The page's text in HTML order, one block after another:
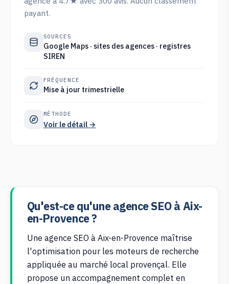
payant.
SOURCES
Google Maps · sites des agences · registres
SIREN
FRÉQUENCE
Mise à jour trimestrielle
MÉTHODE
Voir le détail →
Qu'est-ce qu'une agence SEO à Aix-
en-Provence ?
Une agence SEO à Aix-en-Provence maîtrise
l'optimisation pour les moteurs de recherche
appliquée au marché local provençal. Elle
propose un accompagnement complet en